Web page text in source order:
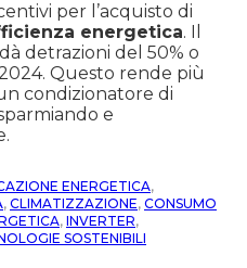
per l’acquisto di
energetica. Il
dà detrazioni del 50% o
Questo rende più
condizionatore di
e
ENERGETICA,
, CLIMATIZZAZIONE, CONSUMO
, INVERTER,
SOSTENIBILI